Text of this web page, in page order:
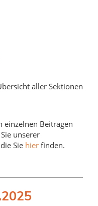
aller Sektionen
Beiträgen
unserer
Sie hier finden.